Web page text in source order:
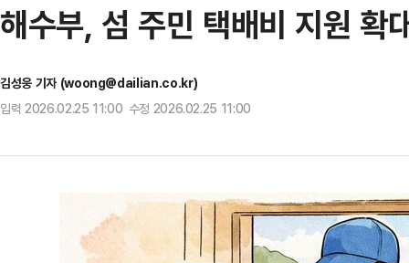
해수부, 섬 주민 택배비 지원
김성웅 기자 (woong@dailian.co.kr)
입력 2026.02.25 11:00 수정 2026.02.25 11:00